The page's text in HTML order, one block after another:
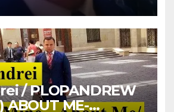
/ PLOPANDREW
ABOUT ME-